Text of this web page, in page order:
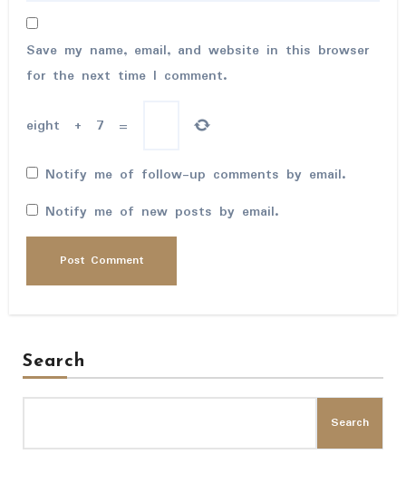
Save my name, email, and website in this browser
for the next time I comment.
eight + 7 =
Notify me of follow-up comments by email.
Notify me of new posts by email.
Search
Search